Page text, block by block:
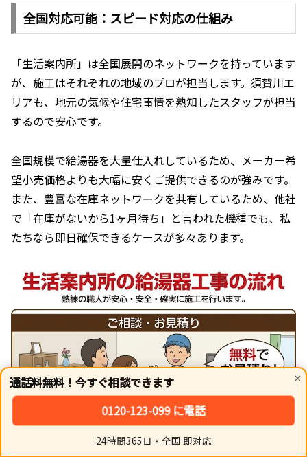
×
通話料無料！今すぐ相談できます
0120-123-099 に電話
24時間365日・全国 即対応
全国対応可能：スピード対応の仕組み
「生活案内所」は全国展開のネットワークを持っています
が、施工はそれぞれの地域のプロが担当します。須賀川エ
リアも、地元の気候や住宅事情を熟知したスタッフが担当
するので安心です。
全国規模で給湯器を大量仕入れしているため、メーカー希
望小売価格よりも大幅に安くご提供できるのが強みです。
また、豊富な在庫ネットワークを共有しているため、他社
で「在庫がないから1ヶ月待ち」と言われた機種でも、私
たちなら即日確保できるケースが多々あります。
シェア トップ